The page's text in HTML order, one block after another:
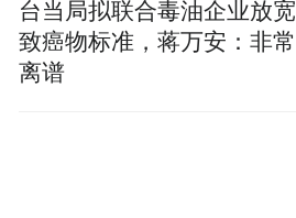
台当局拟联合毒油企业放宽
致癌物标准，蒋万安：非常
离谱